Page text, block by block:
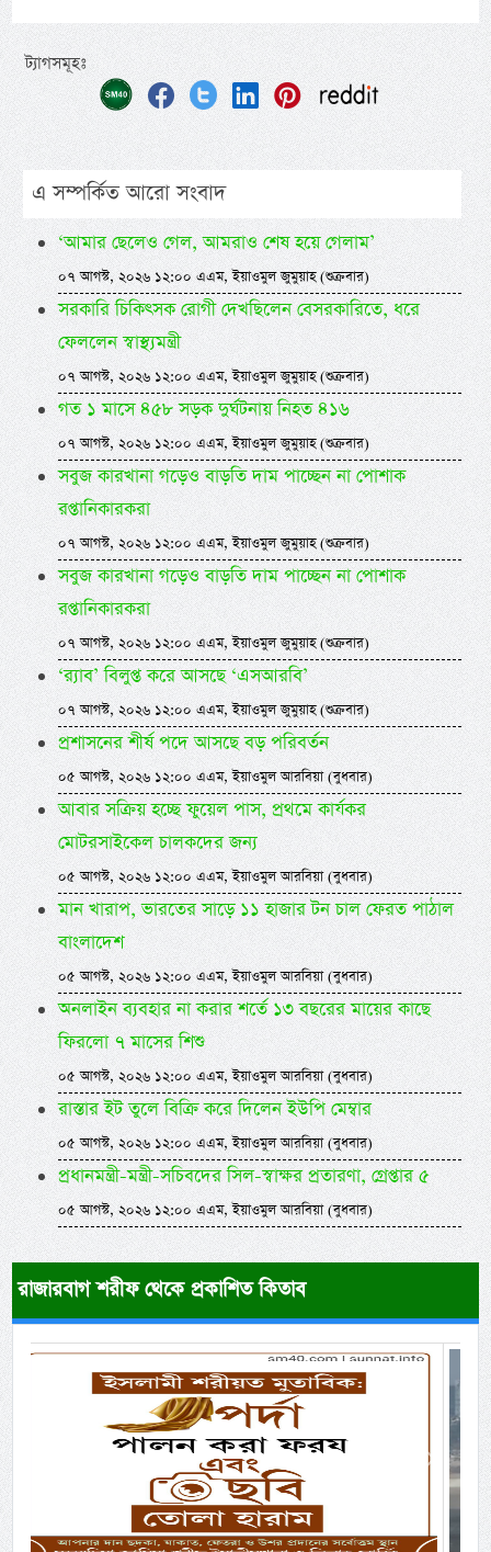
ট্যাগসমূহঃ
এ সম্পর্কিত আরো সংবাদ
‘আমার ছেলেও গেল, আমরাও শেষ হয়ে গেলাম’
০৭ আগস্ট, ২০২৬ ১২:০০ এএম, ইয়াওমুল জুমুয়াহ (শুক্রবার)
সরকারি চিকিৎসক রোগী দেখছিলেন বেসরকারিতে, ধরে
ফেললেন স্বাস্থ্যমন্ত্রী
০৭ আগস্ট, ২০২৬ ১২:০০ এএম, ইয়াওমুল জুমুয়াহ (শুক্রবার)
গত ১ মাসে ৪৫৮ সড়ক দুর্ঘটনায় নিহত ৪১৬
০৭ আগস্ট, ২০২৬ ১২:০০ এএম, ইয়াওমুল জুমুয়াহ (শুক্রবার)
সবুজ কারখানা গড়েও বাড়তি দাম পাচ্ছেন না পোশাক
রপ্তানিকারকরা
০৭ আগস্ট, ২০২৬ ১২:০০ এএম, ইয়াওমুল জুমুয়াহ (শুক্রবার)
সবুজ কারখানা গড়েও বাড়তি দাম পাচ্ছেন না পোশাক
রপ্তানিকারকরা
০৭ আগস্ট, ২০২৬ ১২:০০ এএম, ইয়াওমুল জুমুয়াহ (শুক্রবার)
‘র‍্যাব’ বিলুপ্ত করে আসছে ‘এসআরবি’
০৭ আগস্ট, ২০২৬ ১২:০০ এএম, ইয়াওমুল জুমুয়াহ (শুক্রবার)
প্রশাসনের শীর্ষ পদে আসছে বড় পরিবর্তন
০৫ আগস্ট, ২০২৬ ১২:০০ এএম, ইয়াওমুল আরবিয়া (বুধবার)
আবার সক্রিয় হচ্ছে ফুয়েল পাস, প্রথমে কার্যকর
মোটরসাইকেল চালকদের জন্য
০৫ আগস্ট, ২০২৬ ১২:০০ এএম, ইয়াওমুল আরবিয়া (বুধবার)
মান খারাপ, ভারতের সাড়ে ১১ হাজার টন চাল ফেরত পাঠাল
বাংলাদেশ
০৫ আগস্ট, ২০২৬ ১২:০০ এএম, ইয়াওমুল আরবিয়া (বুধবার)
অনলাইন ব্যবহার না করার শর্তে ১৩ বছরের মায়ের কাছে
ফিরলো ৭ মাসের শিশু
০৫ আগস্ট, ২০২৬ ১২:০০ এএম, ইয়াওমুল আরবিয়া (বুধবার)
রাস্তার ইট তুলে বিক্রি করে দিলেন ইউপি মেম্বার
০৫ আগস্ট, ২০২৬ ১২:০০ এএম, ইয়াওমুল আরবিয়া (বুধবার)
প্রধানমন্ত্রী-মন্ত্রী-সচিবদের সিল-স্বাক্ষর প্রতারণা, গ্রেপ্তার ৫
০৫ আগস্ট, ২০২৬ ১২:০০ এএম, ইয়াওমুল আরবিয়া (বুধবার)
রাজারবাগ শরীফ থেকে প্রকাশিত কিতাব
Next